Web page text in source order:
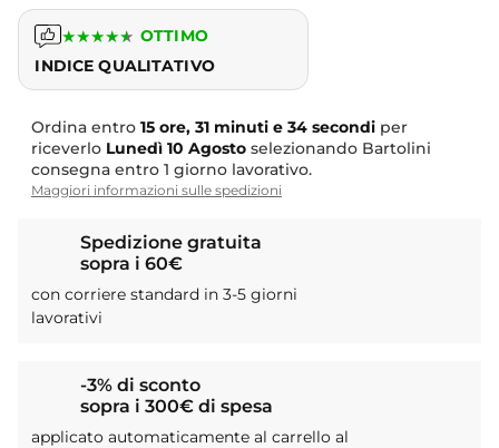
★★★★★ OTTIMO
INDICE QUALITATIVO
Ordina entro 15 ore, 31 minuti e 33 secondiper riceverlo
Lunedì 10 Agostoselezionando Bartolini consegna
entro 1 giorno lavorativo.
Maggiori informazioni sulle spedizioni
Spedizione gratuita
sopra i 60€
con corriere standard in 3-5 giorni
lavorativi
-3% di sconto
sopra i 300€ di spesa
applicato automaticamente al carrello al